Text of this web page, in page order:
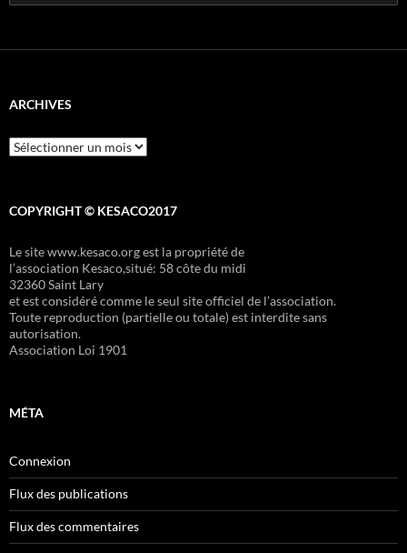
ARCHIVES
Archives
COPYRIGHT © KESACO2017
Le site www.kesaco.org est la propriété de
l’association Kesaco,situé: 58 côte du midi
32360 Saint Lary
et est considéré comme le seul site officiel de l’association.
Toute reproduction (partielle ou totale) est interdite sans
autorisation.
Association Loi 1901
MÉTA
Connexion
Flux des publications
Flux des commentaires